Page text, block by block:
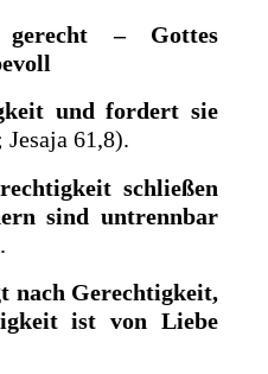
– Gottes
und fordert sie
61,8).
schließen
sind untrennbar
nach Gerechtigkeit,
ist von Liebe